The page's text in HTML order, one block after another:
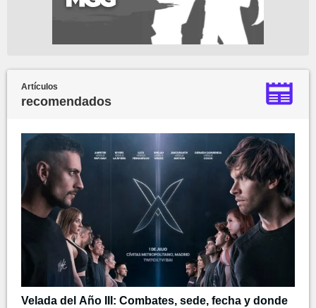
Artículos
recomendados
Velada del Año III: Combates, sede, fecha y donde